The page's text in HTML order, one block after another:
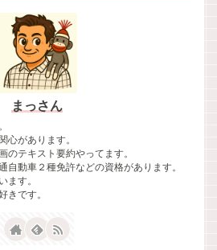
まっさん
心があります。
のテキスト要約やってます。
自動車２種免許などの資格があります。
ます。
きです。